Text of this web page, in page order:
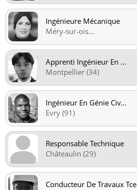
Ingénieure Mécanique
Méry‑sur‑ois...
Apprenti Ingénieur En ...
Montpellier (34)
Ingénieur En Génie Civ...
Evry (91)
Responsable Technique
Châteaulin (29)
Conducteur De Travaux Tce